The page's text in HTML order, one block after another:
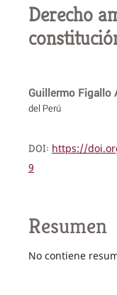
Derecho
Guillermo Figallo
del Perú
DOI: https://
9
Resumen
No contiene